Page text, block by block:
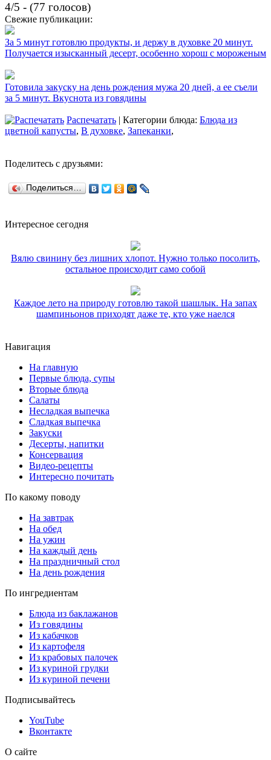
4/5 - (77 голосов)
Свежие публикации:
За 5 минут готовлю продукты, и держу в духовке 20 минут.
Получается изысканный десерт, особенно хорош с мороженым
Готовила закуску на день рождения мужа 20 дней, а ее съели
за 5 минут. Вкуснота из говядины
Распечатать | Категории блюда: Блюда из
цветной капусты, В духовке, Запеканки,
Поделитесь с друзьями:
Поделиться…
Интересное сегодня
Вялю свинину без лишних хлопот. Нужно только посолить,
остальное происходит само собой
Каждое лето на природу готовлю такой шашлык. На запах
шампиньонов приходят даже те, кто уже наелся
Навигация
На главную
Первые блюда, супы
Вторые блюда
Салаты
Несладкая выпечка
Сладкая выпечка
Закуски
Десерты, напитки
Консервация
Видео-рецепты
Интересно почитать
По какому поводу
На завтрак
На обед
На ужин
На каждый день
На праздничный стол
На день рождения
По ингредиентам
Блюда из баклажанов
Из говядины
Из кабачков
Из картофеля
Из крабовых палочек
Из куриной грудки
Из куриной печени
Подписывайтесь
YouTube
Вконтакте
О сайте